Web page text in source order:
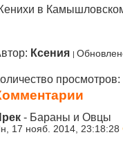
в
Ксения
просмотров:
- Бараны и Овцы
17 нояб. 2014, 23:18:28